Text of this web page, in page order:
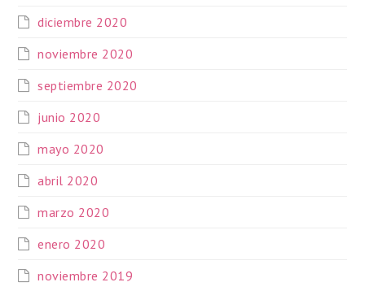
diciembre 2020
noviembre 2020
septiembre 2020
junio 2020
mayo 2020
abril 2020
marzo 2020
enero 2020
noviembre 2019